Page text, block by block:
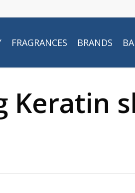
FRAGRANCES BRANDS
Keratin